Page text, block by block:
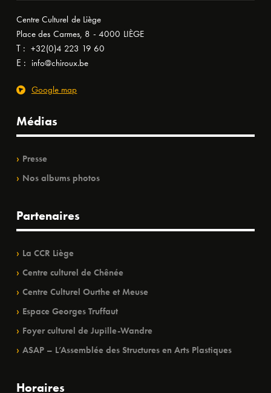
Centre Culturel de Liège
Place des Carmes, 8 - 4000 LIÈGE
T : +32(0)4 223 19 60
E : info@chiroux.be
Google map
Médias
Presse
Nos albums photos
Partenaires
La CCR Liège
Centre culturel de Chênée
Centre Culturel Ourthe et Meuse
Espace Georges Truffaut
Foyer culturel de Jupille-Wandre
ASAP – L’Assemblée des Structures en Arts Plastiques
Horaires